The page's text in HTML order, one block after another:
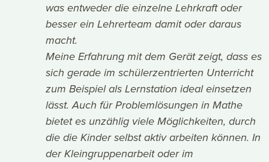
was entweder die einzelne Lehrkraft oder
besser ein Lehrerteam damit oder daraus
macht.
Meine Erfahrung mit dem Gerät zeigt, dass es
sich gerade im schülerzentrierten Unterricht
zum Beispiel als Lernstation ideal einsetzen
lässt. Auch für Problemlösungen in Mathe
bietet es unzählig viele Möglichkeiten, durch
die die Kinder selbst aktiv arbeiten können. In
der Kleingruppenarbeit oder im